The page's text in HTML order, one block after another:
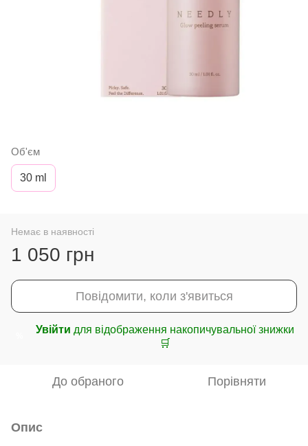
Об'єм
30 ml
Немає в наявності
1 050 грн
Повідомити, коли з'явиться
Увійти для відображення накопичувальної знижки
🛒
До обраного Порівняти
Опис